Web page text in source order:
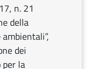
n. 21
della
dei
per la